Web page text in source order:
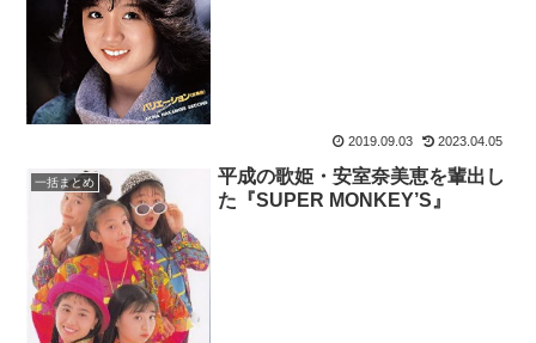
2019.09.03 2023.04.05
一括まとめ
平成の歌姫・安室奈美恵を輩出し
た『SUPER MONKEY’S』